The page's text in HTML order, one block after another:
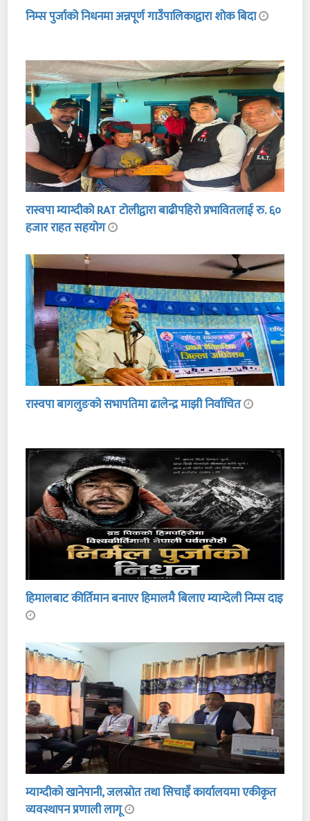
निम्स पुर्जाको निधनमा अन्नपूर्ण गाउँपालिकाद्वारा शोक बिदा
रास्वपा म्याग्दीको RAT टोलीद्वारा बाढीपहिरो प्रभावितलाई रु. ६०
हजार राहत सहयोग
रास्वपा बागलुङको सभापतिमा ढालेन्द्र माझी निर्वाचित
हिमालबाट कीर्तिमान बनाएर हिमालमै बिलाए म्याग्देली निम्स दाइ
म्याग्दीको खानेपानी, जलस्रोत तथा सिचाइँ कार्यालयमा एकीकृत
व्यवस्थापन प्रणाली लागू